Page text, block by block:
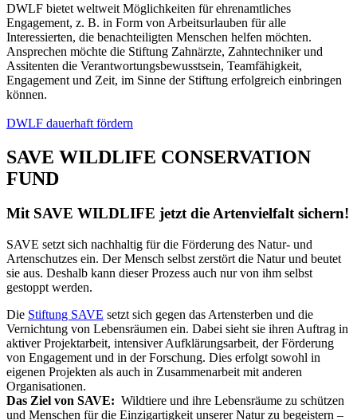
DWLF bietet weltweit Möglichkeiten für ehrenamtliches
Engagement, z. B. in Form von Arbeitsurlauben für alle
Interessierten, die benachteiligten Menschen helfen möchten.
Ansprechen möchte die Stiftung Zahnärzte, Zahntechniker und
Assitenten die Verantwortungsbewusstsein, Teamfähigkeit,
Engagement und Zeit, im Sinne der Stiftung erfolgreich einbringen
können.
DWLF dauerhaft fördern
SAVE WILDLIFE CONSERVATION
FUND
Mit SAVE WILDLIFE jetzt die Artenvielfalt sichern!
SAVE setzt sich nachhaltig für die Förderung des Natur- und
Artenschutzes ein. Der Mensch selbst zerstört die Natur und beutet
sie aus. Deshalb kann dieser Prozess auch nur von ihm selbst
gestoppt werden.
Die Stiftung SAVE setzt sich gegen das Artensterben und die
Vernichtung von Lebensräumen ein. Dabei sieht sie ihren Auftrag in
aktiver Projektarbeit, intensiver Aufklärungsarbeit, der Förderung
von Engagement und in der Forschung. Dies erfolgt sowohl in
eigenen Projekten als auch in Zusammenarbeit mit anderen
Organisationen.
Das Ziel von SAVE: Wildtiere und ihre Lebensräume zu schützen
und Menschen für die Einzigartigkeit unserer Natur zu begeistern –